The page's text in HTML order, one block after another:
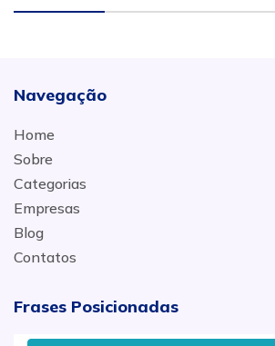
Navegação
Home
Sobre
Categorias
Empresas
Blog
Contatos
Frases Posicionadas